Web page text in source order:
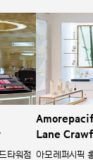
타워점
Lane
아모레퍼시픽